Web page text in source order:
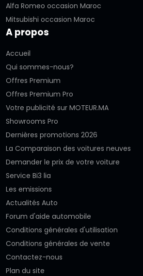
Alfa Romeo occasion Maroc
Mitsubishi occasion Maroc
A propos
Accueil
Qui sommes-nous?
Offres Premium
Offres Premium Pro
Votre publicité sur MOTEUR.MA
Showrooms Pro
Dernières promotions 2026
La Comparaison des voitures neuves
Demander le prix de votre voiture
Service Bi3 lia
Les emissions
Actualités Auto
Forum d'aide automobile
Conditions générales d'utilisation
Conditions générales de vente
Contactez-nous
Plan du site